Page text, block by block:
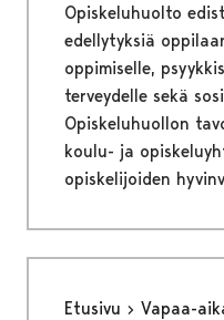
Opiskeluhuolto
edellytyksiä
oppimiselle,
terveydelle sekä
Opiskeluhuollon
koulu- ja
opiskelijoiden
Etusivu Vapaa-